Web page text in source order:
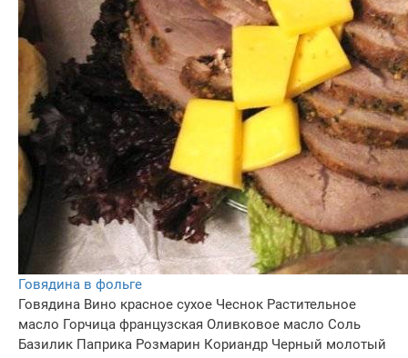
Говядина в фольге
Говядина Вино красное сухое Чеснок Растительное
масло Горчица французская Оливковое масло Соль
Базилик Паприка Розмарин Кориандр Черный молотый